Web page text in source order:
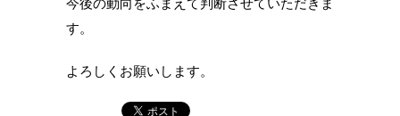
す。
よろしくお願いします。